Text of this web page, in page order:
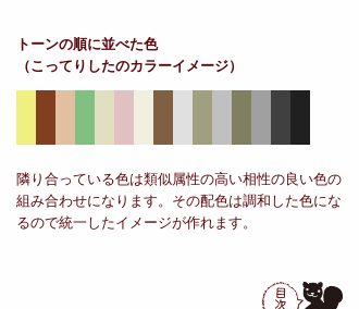
トーンの順に並べた色
（こってりしたのカラーイメージ）
隣り合っている色は類似属性の高い相性の良い色の
組み合わせになります。その配色は調和した色にな
るので統一したイメージが作れます。